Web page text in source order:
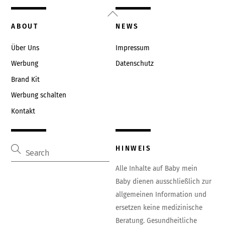
Back
To
ABOUT
Über Uns
Werbung
Brand Kit
Werbung schalten
Kontakt
NEWS
Impressum
Datenschutz
HINWEIS
Alle Inhalte auf Baby mein
Baby dienen ausschließlich zur
allgemeinen Information und
ersetzen keine medizinische
Beratung. Gesundheitliche